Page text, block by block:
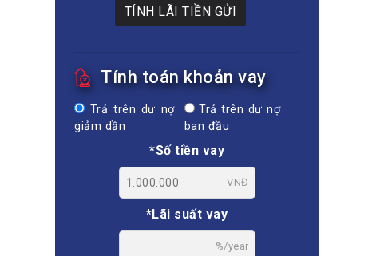
TÍNH LÃI TIỀN GỬI
Tính toán khoản vay
Trả trên dư nợ
giảm dần
Trả trên dư nợ
ban đầu
*Số tiền vay
VNĐ
*Lãi suất vay
%/year